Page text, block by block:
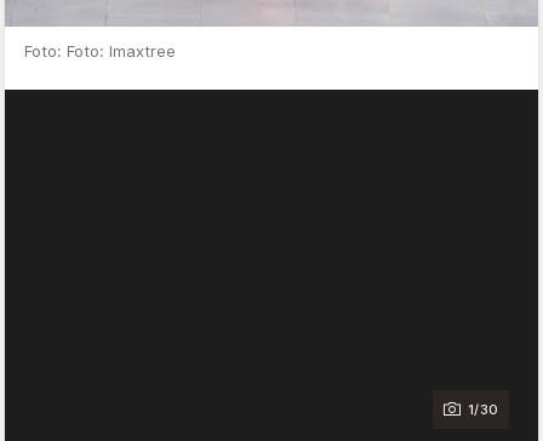
Foto: Foto: Imaxtree
1/30